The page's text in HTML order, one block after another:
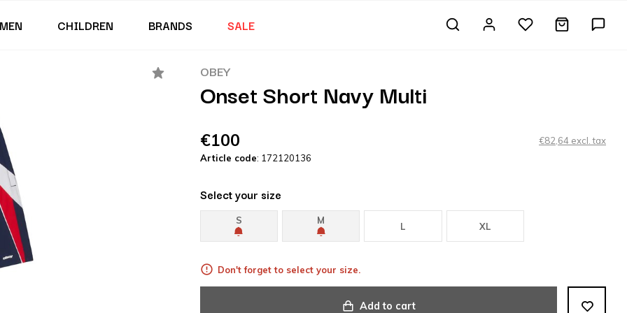
MEN CHILDREN BRANDS SALE
OBEY
Onset Short Navy Multi
€100
€82,64 excl. tax
Article code: 172120136
Select your size
S M
L XL
Don't forget to select your size.
Add to cart